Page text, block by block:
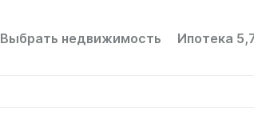
Выбрать недвижимость Ипотека